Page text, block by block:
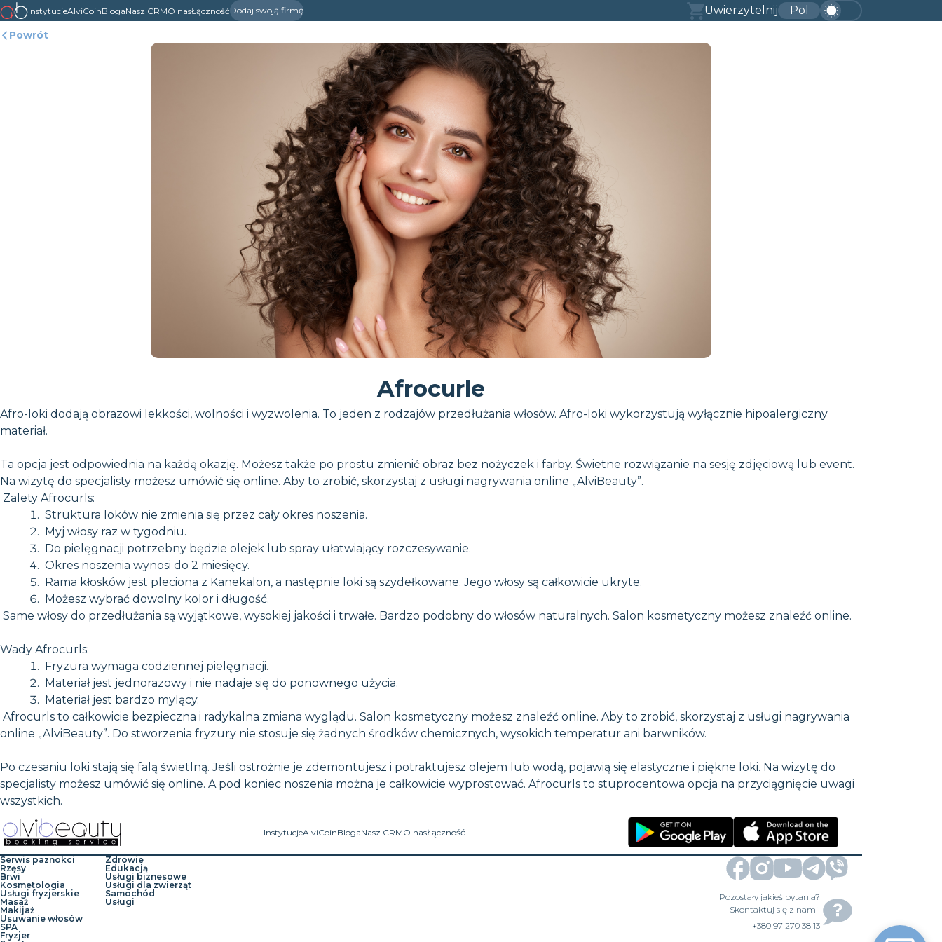
InstytucjeAlviCoinBlogaNasz CRMO nasŁącznośćDodaj swoją firmę Uwierzytelnij Pol
Powrót
Afrocurle
Afro-loki dodają obrazowi lekkości, wolności i wyzwolenia. To jeden z rodzajów przedłużania włosów. Afro-loki wykorzystują wyłącznie hipoalergiczny
materiał.
Ta opcja jest odpowiednia na każdą okazję. Możesz także po prostu zmienić obraz bez nożyczek i farby. Świetne rozwiązanie na sesję zdjęciową lub event.
Na wizytę do specjalisty możesz umówić się online. Aby to zrobić, skorzystaj z usługi nagrywania online „AlviBeauty”.
Zalety Afrocurls:
Struktura loków nie zmienia się przez cały okres noszenia.
Myj włosy raz w tygodniu.
Do pielęgnacji potrzebny będzie olejek lub spray ułatwiający rozczesywanie.
Okres noszenia wynosi do 2 miesięcy.
Rama kłosków jest pleciona z Kanekalon, a następnie loki są szydełkowane. Jego włosy są całkowicie ukryte.
Możesz wybrać dowolny kolor i długość.
Same włosy do przedłużania są wyjątkowe, wysokiej jakości i trwałe. Bardzo podobny do włosów naturalnych. Salon kosmetyczny możesz znaleźć online.
Wady Afrocurls:
Fryzura wymaga codziennej pielęgnacji.
Materiał jest jednorazowy i nie nadaje się do ponownego użycia.
Materiał jest bardzo mylący.
Afrocurls to całkowicie bezpieczna i radykalna zmiana wyglądu. Salon kosmetyczny możesz znaleźć online. Aby to zrobić, skorzystaj z usługi nagrywania
online „AlviBeauty”. Do stworzenia fryzury nie stosuje się żadnych środków chemicznych, wysokich temperatur ani barwników.
Po czesaniu loki stają się falą świetlną. Jeśli ostrożnie je zdemontujesz i potraktujesz olejem lub wodą, pojawią się elastyczne i piękne loki. Na wizytę do
specjalisty możesz umówić się online. A pod koniec noszenia można je całkowicie wyprostować. Afrocurls to stuprocentowa opcja na przyciągnięcie uwagi
wszystkich.
InstytucjeAlviCoinBlogaNasz CRMO nasŁączność
Serwis paznokci
Rzęsy
Brwi
Kosmetologia
Usługi fryzjerskie
Masaż
Makijaż
Usuwanie włosów
SPA
Fryzjer
Zdrowie
Edukacją
Usługi biznesowe
Usługi dla zwierząt
Samochód
Usługi
Pozostały jakieś pytania?
Skontaktuj się z nami!
+380 97 270 38 13